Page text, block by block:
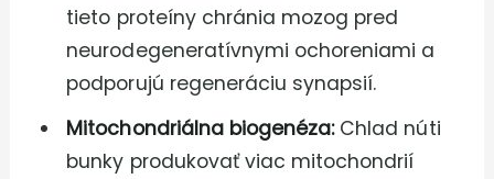
tieto proteíny chránia mozog pred
neurodegeneratívnymi ochoreniami a
podporujú regeneráciu synapsií.
Mitochondriálna biogenéza:Chlad núti
bunky produkovať viac mitochondrií